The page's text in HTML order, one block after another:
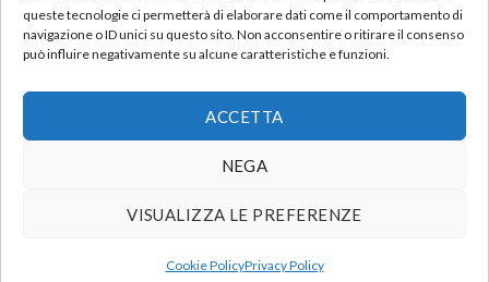
queste tecnologie ci permetterà di elaborare dati come il comportamento di
navigazione o ID unici su questo sito. Non acconsentire o ritirare il consenso
può influire negativamente su alcune caratteristiche e funzioni.
ACCETTA
NEGA
VISUALIZZA LE PREFERENZE
Cookie PolicyPrivacy Policy
Email: varem@varem.com
Consulta le domande più frequenti
VAI ALLE FAQ
Privacy Policy|Cookie Policy